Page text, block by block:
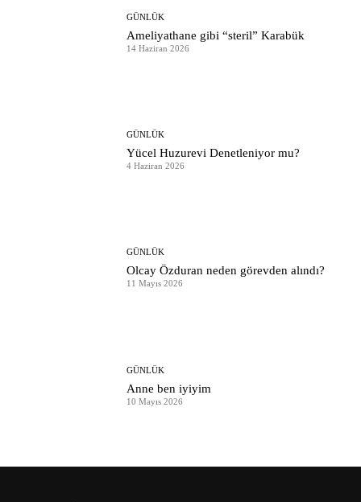
GÜNLÜK
Ameliyathane gibi “steril” Karabük
14 Haziran 2026
GÜNLÜK
Yücel Huzurevi Denetleniyor mu?
4 Haziran 2026
GÜNLÜK
Olcay Özduran neden görevden alındı?
11 Mayıs 2026
GÜNLÜK
Anne ben iyiyim
10 Mayıs 2026